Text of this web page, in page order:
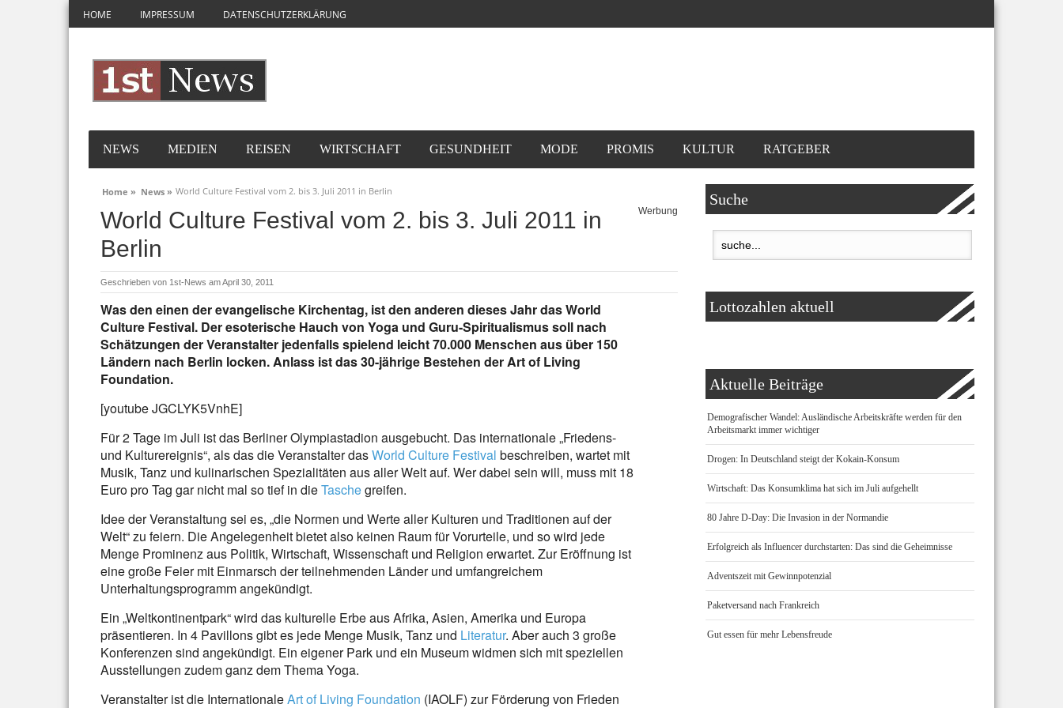
HOME IMPRESSUM DATENSCHUTZERKLÄRUNG
NEWS MEDIEN REISEN WIRTSCHAFT GESUNDHEIT MODE PROMIS KULTUR RATGEBER
Home » News » World Culture Festival vom 2. bis 3. Juli 2011 in Berlin
World Culture Festival vom 2. bis 3. Juli 2011 in
Berlin
Werbung
Geschrieben von 1st-News am April 30, 2011
Was den einen der evangelische Kirchentag, ist den anderen dieses Jahr das World
Culture Festival. Der esoterische Hauch von Yoga und Guru-Spiritualismus soll nach
Schätzungen der Veranstalter jedenfalls spielend leicht 70.000 Menschen aus über 150
Ländern nach Berlin locken. Anlass ist das 30-jährige Bestehen der Art of Living
Foundation.
[youtube JGCLYK5VnhE]
Für 2 Tage im Juli ist das Berliner Olympiastadion ausgebucht. Das internationale „Friedens-
und Kulturereignis“, als das die Veranstalter dasWorld Culture Festival beschreiben, wartet mit
Musik, Tanz und kulinarischen Spezialitäten aus aller Welt auf. Wer dabei sein will, muss mit 18
Euro pro Tag gar nicht mal so tief in dieTaschegreifen.
Idee der Veranstaltung sei es, „die Normen und Werte aller Kulturen und Traditionen auf der
Welt“ zu feiern. Die Angelegenheit bietet also keinen Raum für Vorurteile, und so wird jede
Menge Prominenz aus Politik, Wirtschaft, Wissenschaft und Religion erwartet. Zur Eröffnung ist
eine große Feier mit Einmarsch der teilnehmenden Länder und umfangreichem
Unterhaltungsprogramm angekündigt.
Ein „Weltkontinentpark“ wird das kulturelle Erbe aus Afrika, Asien, Amerika und Europa
präsentieren. In 4 Pavillons gibt es jede Menge Musik, Tanz und Literatur. Aber auch 3 große
Konferenzen sind angekündigt. Ein eigener Park und ein Museum widmen sich mit speziellen
Ausstellungen zudem ganz dem Thema Yoga.
Veranstalter ist die InternationaleArt of Living Foundation (IAOLF) zur Förderung von Frieden
Suche
Lottozahlen aktuell
Aktuelle Beiträge
Demografischer Wandel: Ausländische Arbeitskräfte werden für den
Arbeitsmarkt immer wichtiger
Drogen: In Deutschland steigt der Kokain-Konsum
Wirtschaft: Das Konsumklima hat sich im Juli aufgehellt
80 Jahre D-Day: Die Invasion in der Normandie
Erfolgreich als Influencer durchstarten: Das sind die Geheimnisse
Adventszeit mit Gewinnpotenzial
Paketversand nach Frankreich
Gut essen für mehr Lebensfreude